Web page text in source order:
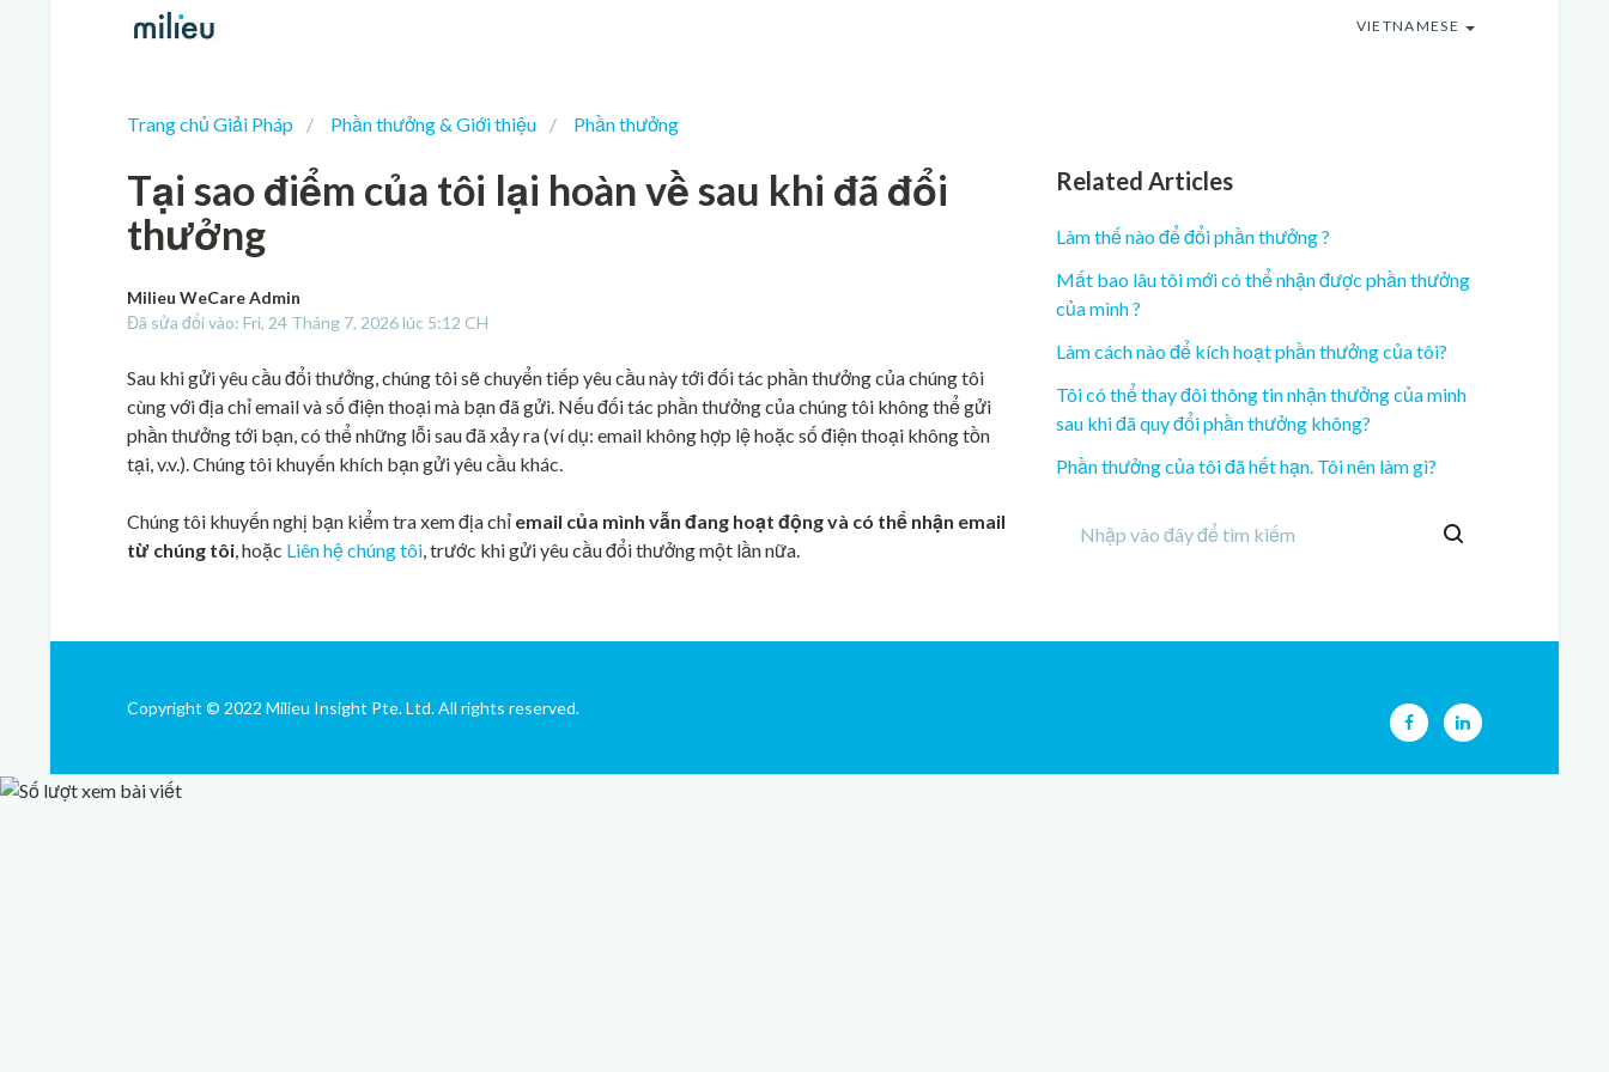
VIETNAMESE
Trang chủ Giải Pháp Phần thưởng & Giới thiệu Phần thưởng
Tại sao điểm của tôi lại hoàn về sau khi đã đổi
thưởng
Milieu WeCare Admin
Đã sửa đổi vào: Fri, 24 Tháng 7, 2026 lúc 5:12 CH
Sau khi gửi yêu cầu đổi thưởng, chúng tôi sẽ chuyển tiếp yêu cầu này tới đối tác phần thưởng của chúng tôi
cùng với địa chỉ email và số điện thoại mà bạn đã gửi. Nếu đối tác phần thưởng của chúng tôi không thể gửi
phần thưởng tới bạn, có thể những lỗi sau đã xảy ra (ví dụ: email không hợp lệ hoặc số điện thoại không tồn
tại, v.v.). Chúng tôi khuyến khích bạn gửi yêu cầu khác.
Chúng tôi khuyến nghị bạn kiểm tra xem địa chỉ email của mình vẫn đang hoạt động và có thể nhận email
từ chúng tôi, hoặc Liên hệ chúng tôi, trước khi gửi yêu cầu đổi thưởng một lần nữa.
Related Articles
Làm thế nào để đổi phần thưởng ?
Mất bao lâu tôi mới có thể nhận được phần thưởng
của mình ?
Làm cách nào để kích hoạt phần thưởng của tôi?
Tôi có thể thay đôi thông tin nhận thưởng của minh
sau khi đã quy đổi phần thưởng không?
Phần thưởng của tôi đã hết hạn. Tôi nên làm gì?
Copyright © 2022 Milieu Insight Pte. Ltd. All rights reserved.